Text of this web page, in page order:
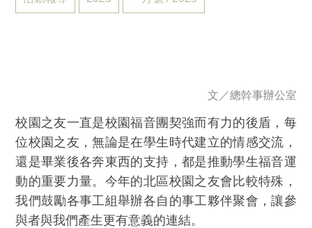
文／總幹事辦公室
校園之友一直是校園福音團契強而有力的後盾，每
位校園之友，無論是在學生時代建立的情感交流，
還是畢業後各奔東西的支持，都是推動學生福音運
動的重要力量。今年的北區校園之友會比較特殊，
我們鼓勵各事工組舉辦各自的事工夥伴聚會，讓參
與者與我們產生更有意義的連結。